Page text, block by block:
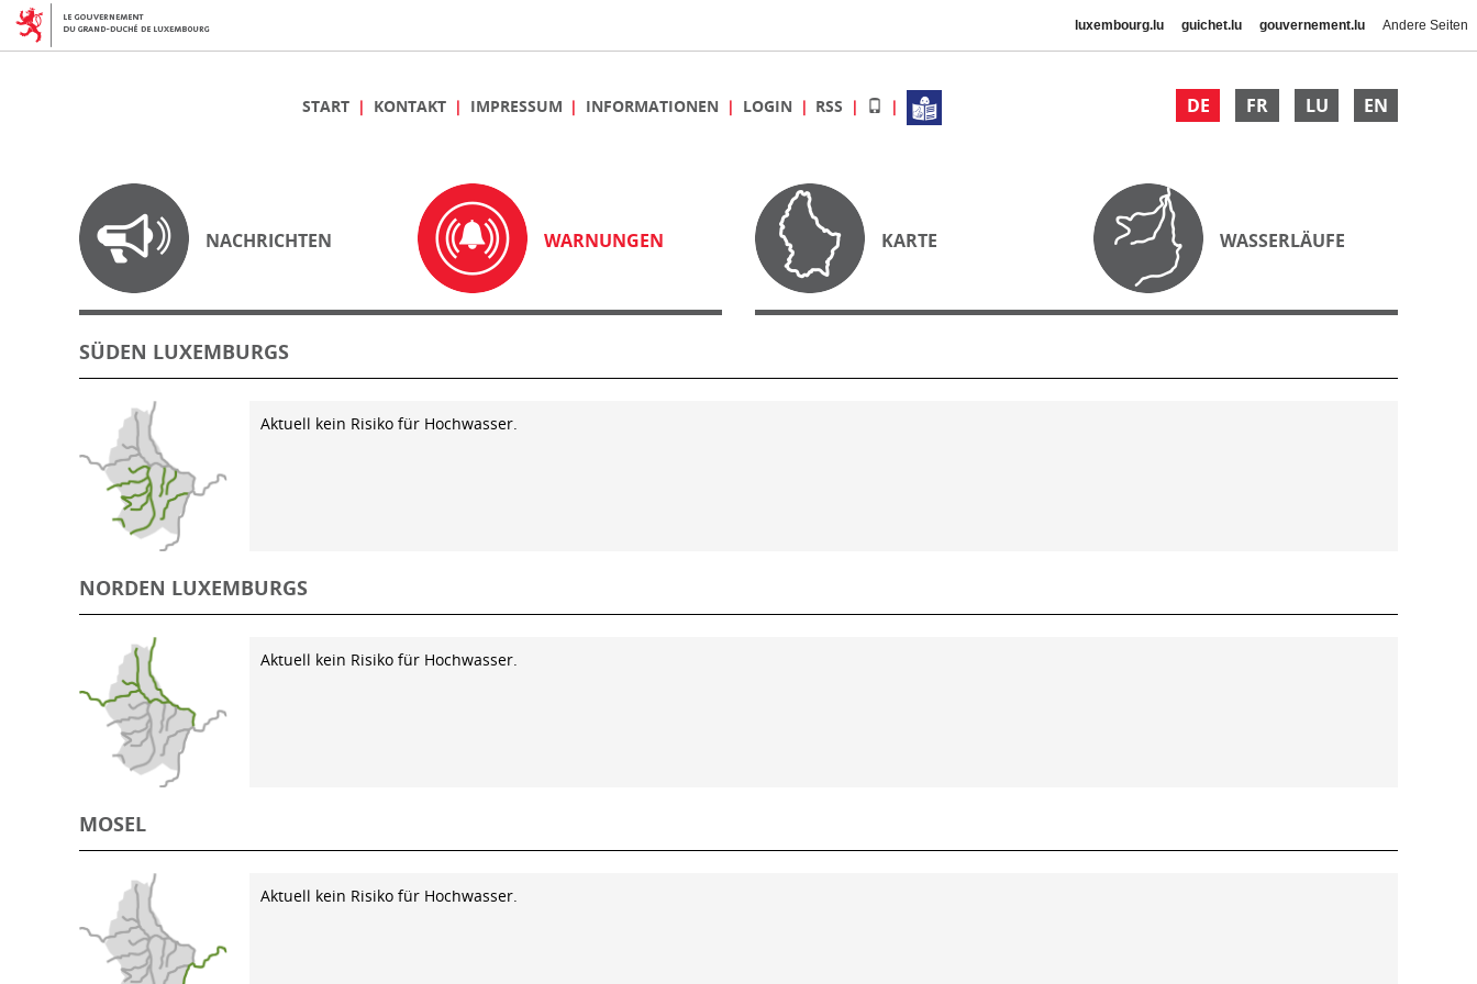
luxembourg.lu guichet.lu gouvernement.lu Andere Seiten
DE FR LU EN
START KONTAKT IMPRESSUM INFORMATIONEN LOGIN RSS
NACHRICHTEN WARNUNGEN KARTE WASSERLÄUFE
SÜDEN LUXEMBURGS
Aktuell kein Risiko für Hochwasser.
NORDEN LUXEMBURGS
Aktuell kein Risiko für Hochwasser.
MOSEL
Aktuell kein Risiko für Hochwasser.